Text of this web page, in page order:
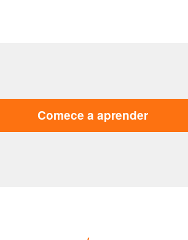
Comece a aprender